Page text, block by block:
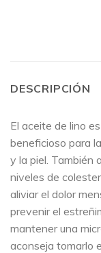
DESCRIPCIÓN
El aceite de lino
beneficioso para
y la piel. También
niveles de
aliviar el dolor
prevenir el
mantener una
aconseja tomarlo